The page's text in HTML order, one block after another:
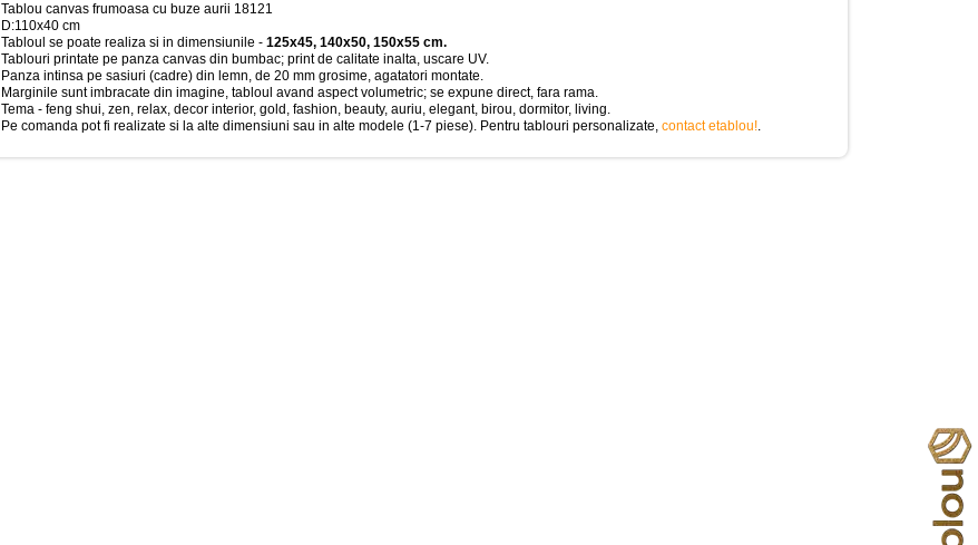
Tablou canvas frumoasa cu buze aurii 18121
D:110x40 cm
Tabloul se poate realiza si in dimensiunile - 125x45, 140x50, 150x55 cm.
Tablouri printate pe panza canvas din bumbac; print de calitate inalta, uscare UV.
Panza intinsa pe sasiuri (cadre) din lemn, de 20 mm grosime, agatatori montate.
Marginile sunt imbracate din imagine, tabloul avand aspect volumetric; se expune direct, fara rama.
Tema - feng shui, zen, relax, decor interior, gold, fashion, beauty, auriu, elegant, birou, dormitor, living.
Pe comanda pot fi realizate si la alte dimensiuni sau in alte modele (1-7 piese). Pentru tablouri personalizate, contact etablou!.